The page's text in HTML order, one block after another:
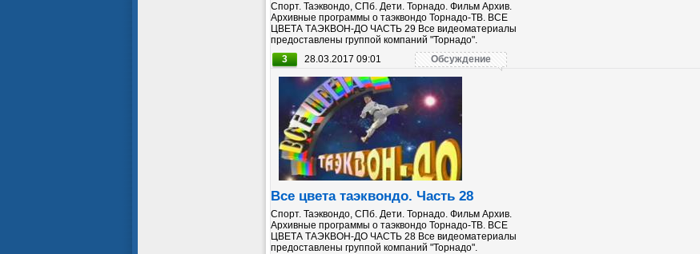
Спорт. Таэквондо, СПб. Дети. Торнадо. Фильм Архив.
Архивные программы о таэквондо Торнадо-ТВ. ВСЕ
ЦВЕТА ТАЭКВОН-ДО ЧАСТЬ 29 Все видеоматериалы
предоставлены группой компаний "Торнадо".
3
28.03.2017 09:01 Обсуждение
Все цвета таэквондо. Часть 28
Спорт. Таэквондо, СПб. Дети. Торнадо. Фильм Архив.
Архивные программы о таэквондо Торнадо-ТВ. ВСЕ
ЦВЕТА ТАЭКВОН-ДО ЧАСТЬ 28 Все видеоматериалы
предоставлены группой компаний "Торнадо".